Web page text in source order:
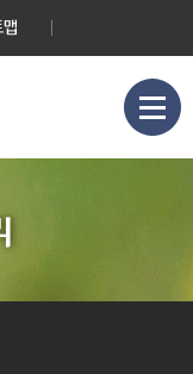
맵